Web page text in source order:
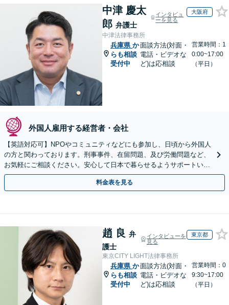
中津 慶太
郎 弁護士
インタビュ
ーを見る
大阪府
中津法律事務所
兵庫県 か
らも相談
受付中
面談方法(対面・
電話・ビデオな
ど)は応相談
営業時間：1
0:00~17:00
（平日）
外国人雇用する経営者・会社
【英語対応可】NPOやコミュニティなどにも参加し、日頃から外国人
の方と関わっております。刑事事件、在留問題、及び労働問題など、
お気軽にご相談ください。安心して日本で暮らせるようサポートいた
します【夜間・休日相談OK】【北浜駅2分】
料金表を見る
趙 良 弁
護士
インタビューを
見る
東京都
東京CITY LIGHT法律事務所
兵庫県 か
らも相談
受付中
面談方法(対面・
電話・ビデオな
ど)は応相談
営業時間：0
9:30~17:00
（平日）